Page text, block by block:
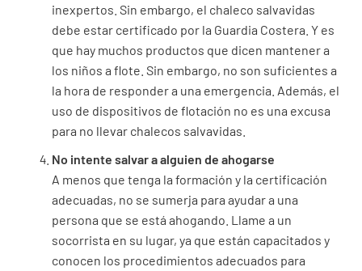
inexpertos. Sin embargo, el chaleco salvavidas
debe estar certificado por la Guardia Costera. Y es
que hay muchos productos que dicen mantener a
los niños a flote. Sin embargo, no son suficientes a
la hora de responder a una emergencia. Además, el
uso de dispositivos de flotación no es una excusa
para no llevar chalecos salvavidas.
No intente salvar a alguien de ahogarse
A menos que tenga la formación y la certificación
adecuadas, no se sumerja para ayudar a una
persona que se está ahogando. Llame a un
socorrista en su lugar, ya que están capacitados y
conocen los procedimientos adecuados para